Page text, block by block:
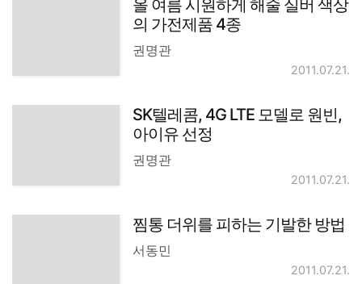
올 여름 시원하게 해줄 실버 색상
의 가전제품 4종
권명관
2011.07.21.
SK텔레콤, 4G LTE 모델로 원빈,
아이유 선정
권명관
2011.07.21.
찜통 더위를 피하는 기발한 방법
서동민
2011.07.21.